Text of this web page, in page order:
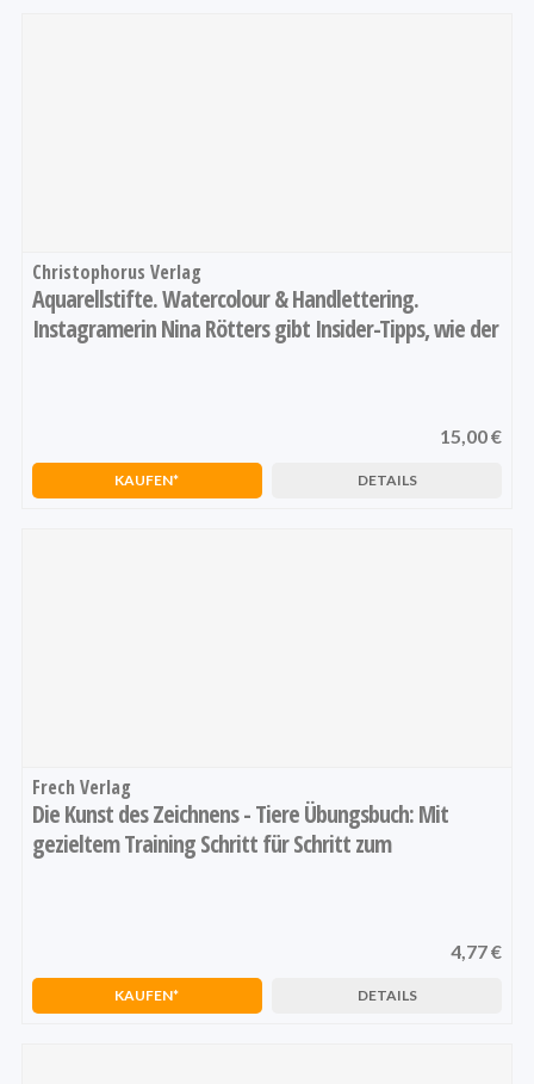
Christophorus Verlag
Aquarellstifte. Watercolour & Handlettering.
Instagramerin Nina Rötters gibt Insider-Tipps, wie der
15,00 €
DETAILS
KAUFEN
Frech Verlag
Die Kunst des Zeichnens - Tiere Übungsbuch: Mit
gezieltem Training Schritt für Schritt zum
4,77 €
DETAILS
KAUFEN